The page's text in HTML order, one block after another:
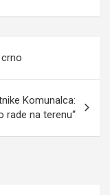
crno
Komunalca:
rade na terenu“